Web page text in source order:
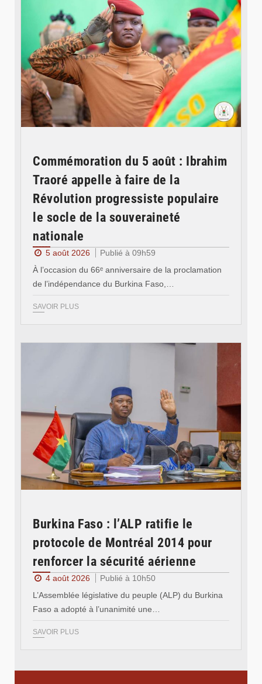
Commémoration du 5 août : Ibrahim
Traoré appelle à faire de la
Révolution progressiste populaire
le socle de la souveraineté
nationale
5 août 2026
Publié à 09h59
À l’occasion du 66ᵉ anniversaire de la proclamation
de l’indépendance du Burkina Faso,…
SAVOIR PLUS
Burkina Faso : l’ALP ratifie le
protocole de Montréal 2014 pour
renforcer la sécurité aérienne
4 août 2026
Publié à 10h50
L’Assemblée législative du peuple (ALP) du Burkina
Faso a adopté à l’unanimité une…
SAVOIR PLUS